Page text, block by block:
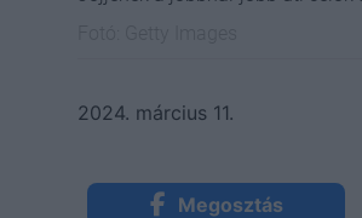
2024. március 11.
Megosztás